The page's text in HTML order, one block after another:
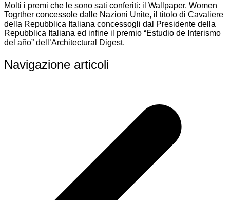
Molti i premi che le sono sati conferiti: il Wallpaper, Women
Togrther concessole dalle Nazioni Unite, il titolo di Cavaliere
della Repubblica Italiana concessogli dal Presidente della
Repubblica Italiana ed infine il premio “Estudio de Interismo
del año” dell’Architectural Digest.
Navigazione articoli